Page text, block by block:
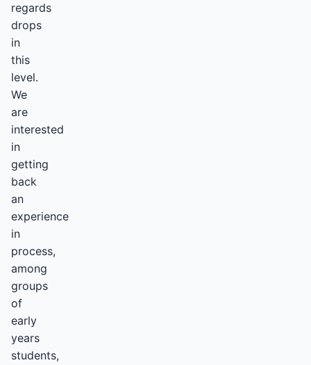
regards
drops
in
this
level.
We
are
interested
in
getting
back
an
experience
in
process,
among
groups
of
early
years
students,